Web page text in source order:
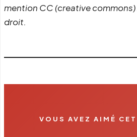
mention CC (creative
droit.
VOUS AVEZ AIMÉ